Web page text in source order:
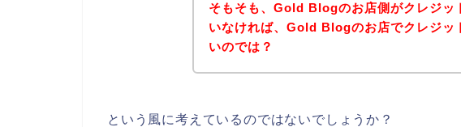
そもそも、Gold Blogのお店側がクレジッ
いなければ、Gold Blogのお店でクレジッ
いのでは？
という風に考えているのではないでしょうか？